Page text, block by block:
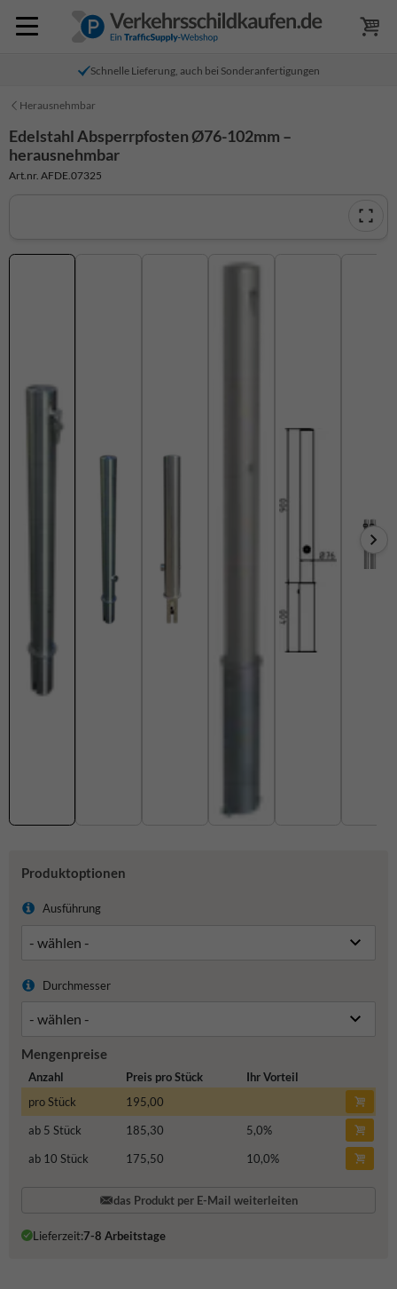
Schnelle Lieferung, auch bei Sonderanfertigungen
Herausnehmbar
Edelstahl Absperrpfosten Ø76-102mm –
herausnehmbar
Art.nr. AFDE.07325
Produktoptionen
Ausführung
Durchmesser
Mengenpreise
Anzahl Preis pro Stück
Ihr Vorteil
pro Stück
195,00
ab 5 Stück
185,30 5,0%
ab 10 Stück
175,50 10,0%
das Produkt per E-Mail weiterleiten
Lieferzeit:7-8 Arbeitstage